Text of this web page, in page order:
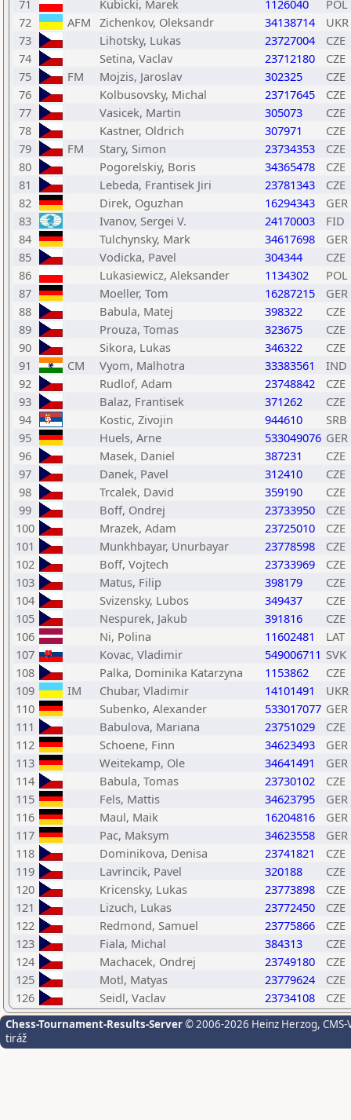
71 Kubicki, Marek 1126040
POL
72
AFM Zichenkov, Oleksandr 34138714
UKR
73
Lihotsky, Lukas 23727004
CZE
74
Setina, Vaclav 23712180
CZE
75
FM Mojzis, Jaroslav 302325
CZE
76
Kolbusovsky, Michal 23717645
CZE
77
Vasicek, Martin 305073
CZE
78
Kastner, Oldrich 307971
CZE
79
FM Stary, Simon 23734353
CZE
80
Pogorelskiy, Boris 34365478
CZE
81
Lebeda, Frantisek Jiri 23781343
CZE
82
Direk, Oguzhan 16294343
GER
83
Ivanov, Sergei V. 24170003
FID
84
Tulchynsky, Mark 34617698
GER
85
Vodicka, Pavel 304344
CZE
86
Lukasiewicz, Aleksander 1134302
POL
87
Moeller, Tom 16287215
GER
88
Babula, Matej 398322
CZE
89
Prouza, Tomas 323675
CZE
90
Sikora, Lukas 346322
CZE
91
CM Vyom, Malhotra 33383561
IND
92
Rudlof, Adam 23748842
CZE
93
Balaz, Frantisek 371262
CZE
94
Kostic, Zivojin 944610
SRB
95
Huels, Arne 533049076 GER
96
Masek, Daniel 387231
CZE
97
Danek, Pavel 312410
CZE
98
Trcalek, David 359190
CZE
99
Boff, Ondrej 23733950
CZE
100
Mrazek, Adam 23725010
CZE
101
Munkhbayar, Unurbayar 23778598
CZE
102
Boff, Vojtech 23733969
CZE
103
Matus, Filip 398179
CZE
104
Svizensky, Lubos 349437
CZE
105
Nespurek, Jakub 391816
CZE
106
Ni, Polina 11602481
LAT
107
Kovac, Vladimir 549006711 SVK
108
Palka, Dominika Katarzyna 1153862
CZE
109
IM Chubar, Vladimir 14101491
UKR
110
Subenko, Alexander 533017077 GER
111
Babulova, Mariana 23751029
CZE
112
Schoene, Finn 34623493
GER
113
Weitekamp, Ole 34641491
GER
114
Babula, Tomas 23730102
CZE
115
Fels, Mattis 34623795
GER
116
Maul, Maik 16204816
GER
117
Pac, Maksym 34623558
GER
118
Dominikova, Denisa 23741821
CZE
119
Lavrincik, Pavel 320188
CZE
120
Kricensky, Lukas 23773898
CZE
121
Lizuch, Lukas 23772450
CZE
122
Redmond, Samuel 23775866
CZE
123
Fiala, Michal 384313
CZE
124
Machacek, Ondrej 23749180
CZE
125
Motl, Matyas 23779624
CZE
126
Seidl, Vaclav 23734108 CZE
Chess-Tournament-Results-Server© 2006-2026 Heinz Herzog,
tiráž